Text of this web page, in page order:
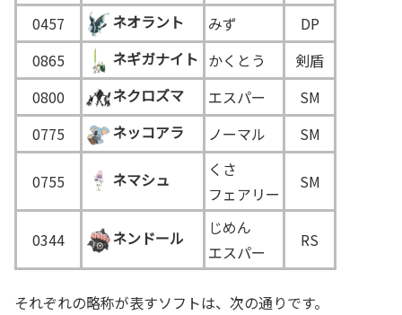
0457 ネオラント みず
DP
0865
ネギガナイト かくとう
剣盾
0800
ネクロズマ エスパー
SM
0775
ネッコアラ ノーマル SM
0755 ネマシュ
くさ
フェアリー
SM
0344 ネンドール
じめん
エスパー
RS
それぞれの略称が表すソフトは、次の通りです。